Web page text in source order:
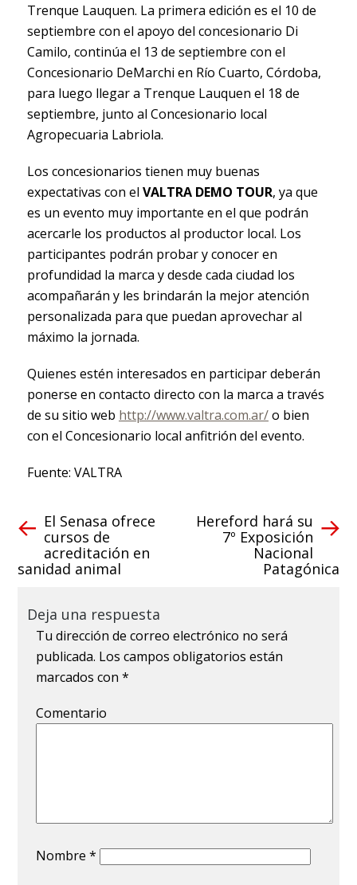
Trenque Lauquen. La primera edición es el 10 de
septiembre con el apoyo del concesionario Di
Camilo, continúa el 13 de septiembre con el
Concesionario DeMarchi en Río Cuarto, Córdoba,
para luego llegar a Trenque Lauquen el 18 de
septiembre, junto al Concesionario local
Agropecuaria Labriola.
Los concesionarios tienen muy buenas
expectativas con el VALTRA DEMO TOUR, ya que
es un evento muy importante en el que podrán
acercarle los productos al productor local. Los
participantes podrán probar y conocer en
profundidad la marca y desde cada ciudad los
acompañarán y les brindarán la mejor atención
personalizada para que puedan aprovechar al
máximo la jornada.
Quienes estén interesados en participar deberán
ponerse en contacto directo con la marca a través
de su sitio web http://www.valtra.com.ar/o bien
con el Concesionario local anfitrión del evento.
Fuente: VALTRA
El Senasa ofrece
cursos de
acreditación en
sanidad animal
​Hereford hará su
7º Exposición
Nacional
Patagónica
Deja una respuesta
Tu dirección de correo electrónico no será
publicada. Los campos obligatorios están
marcados con*
Comentario
Nombre*